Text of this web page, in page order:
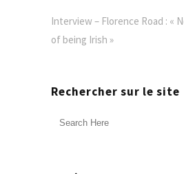
Interview – Florence Road : «
of being Irish »
Rechercher sur le site